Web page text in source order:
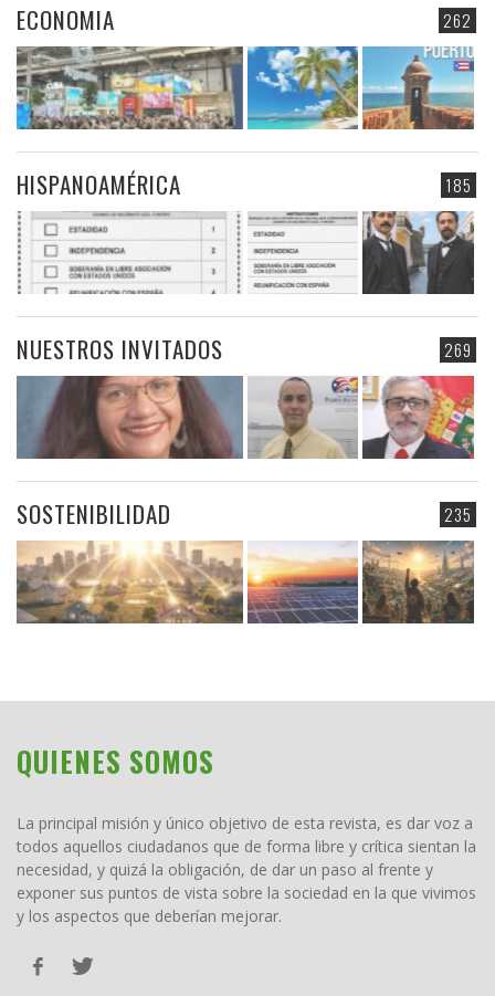
262
ECONOMIA
185
HISPANOAMÉRICA
269
NUESTROS INVITADOS
235
SOSTENIBILIDAD
QUIENES SOMOS
La principal misión y único objetivo de esta revista, es dar voz a
todos aquellos ciudadanos que de forma libre y crítica sientan la
necesidad, y quizá la obligación, de dar un paso al frente y
exponer sus puntos de vista sobre la sociedad en la que vivimos
y los aspectos que deberían mejorar.